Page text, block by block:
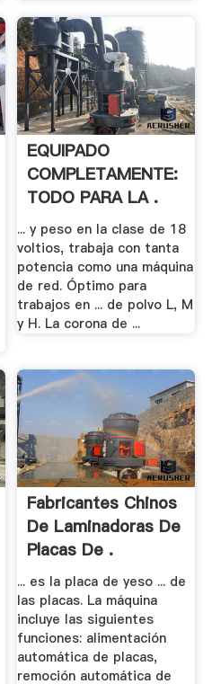
EQUIPADO
COMPLETAMENTE:
TODO PARA LA .
... y peso en la clase de 18
voltios, trabaja con tanta
potencia como una máquina
de red. Óptimo para
trabajos en ... de polvo L, M
y H. La corona de ...
Fabricantes Chinos
De Laminadoras De
Placas De .
... es la placa de yeso ... de
las placas. La máquina
incluye las siguientes
funciones: alimentación
automática de placas,
remoción automática de